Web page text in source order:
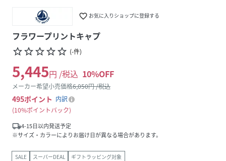
favorite_border お気に入りショップに登録する
フラワープリントキャプ
star_borderstar_borderstar_borderstar_borderstar_border (-件)
5,445円 /税込 10%OFF
メーカー希望小売価格6,050円 /税込
495ポイント 内訳
10%ポイントバック
local_shipping4-15日以内発送予定
※サイズ・カラーによりお届け日が異なる場合があります。
SALE スーパーDEAL ギフトラッピング対象